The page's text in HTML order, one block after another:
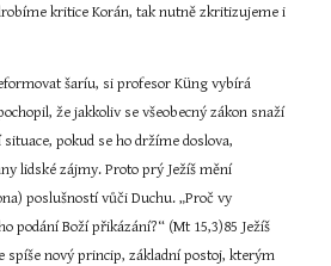
kritice Korán, tak nutně zkritizujeme i
šaríu, si profesor Küng vybírá
že jakkoliv se všeobecný zákon snaží
pokud se ho držíme doslova,
lidské zájmy. Proto prý Ježíš mění
poslušností vůči Duchu. „Proč vy
podání Boží přikázání?“ (Mt 15,3)85 Ježíš
spíše nový princip, základní postoj, kterým